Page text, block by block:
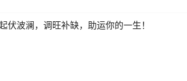
伏波澜，调旺补缺，助运你的一生！